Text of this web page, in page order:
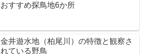
おすすめ探鳥地6か所
金井遊水地（柏尾川）の特徴と観察さ
れている野鳥